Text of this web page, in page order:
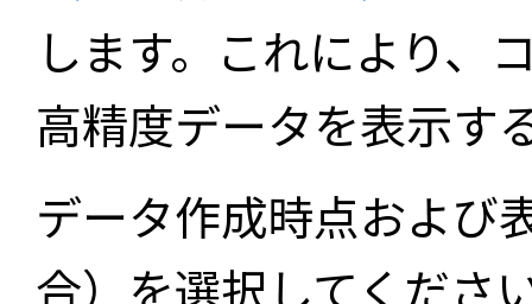
します。これにより、
高精度データを表示す
データ作成時点および
合）を選択してくださ